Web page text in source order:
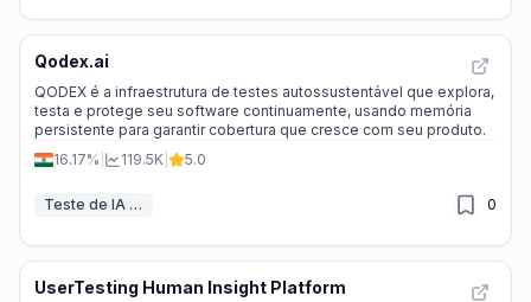
Qodex.ai
QODEX é a infraestrutura de testes autossustentável que explora,
testa e protege seu software continuamente, usando memória
persistente para garantir cobertura que cresce com seu produto.
16.17%
119.5K 5.0
Teste de IA & QA 0
UserTesting Human Insight Platform